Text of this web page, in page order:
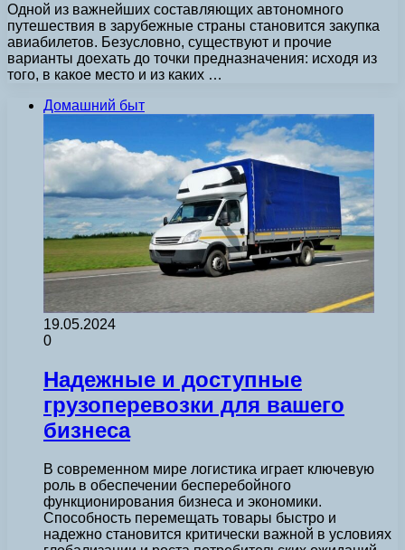
Одной из важнейших составляющих автономного
путешествия в зарубежные страны становится закупка
авиабилетов. Безусловно, существуют и прочие
варианты доехать до точки предназначения: исходя из
того, в какое место и из каких …
Домашний быт
19.05.2024
0
Надежные и доступные
грузоперевозки для вашего
бизнеса
В современном мире логистика играет ключевую
роль в обеспечении бесперебойного
функционирования бизнеса и экономики.
Способность перемещать товары быстро и
надежно становится критически важной в условиях